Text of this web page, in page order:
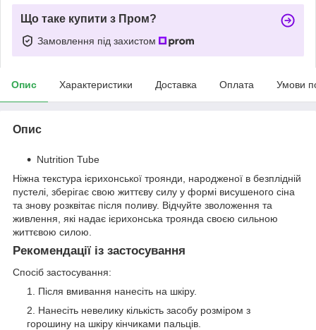
Що таке купити з Пром?
Замовлення під захистом
Опис Характеристики Доставка Оплата Умови
Опис
Nutrition Tube
Ніжна текстура ієрихонської троянди, народженої в безплідній
пустелі, зберігає свою життєву силу у формі висушеного сіна
та знову розквітає після поливу. Відчуйте зволоження та
живлення, які надає ієрихонська троянда своєю сильною
життєвою силою.
Рекомендації із застосування
Спосіб застосування:
Після вмивання нанесіть на шкіру.
Нанесіть невелику кількість засобу розміром з
горошину на шкіру кінчиками пальців.